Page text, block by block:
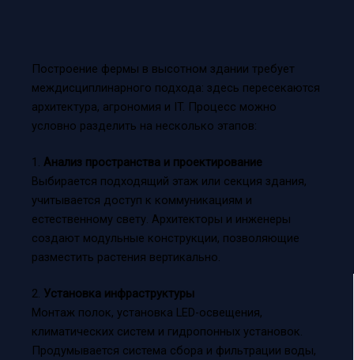
Построение фермы в высотном здании требует
междисциплинарного подхода: здесь пересекаются
архитектура, агрономия и IT. Процесс можно
условно разделить на несколько этапов:
1. Анализ пространства и проектирование
Выбирается подходящий этаж или секция здания,
учитывается доступ к коммуникациям и
естественному свету. Архитекторы и инженеры
создают модульные конструкции, позволяющие
разместить растения вертикально.
2. Установка инфраструктуры
Монтаж полок, установка LED-освещения,
климатических систем и гидропонных установок.
Продумывается система сбора и фильтрации воды,